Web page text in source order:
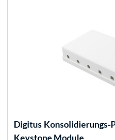
Digitus Konsolidierungs-
Keystone Module